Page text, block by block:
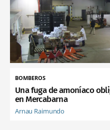
BOMBEROS
Una fuga de amoníaco
en Mercabarna
Arnau Raimundo